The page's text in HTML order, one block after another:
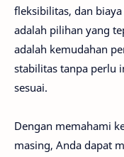
fleksibilitas, dan
adalah pilihan yang
adalah kemudahan
stabilitas tanpa perlu
sesuai.
Dengan memahami
masing, Anda dapat